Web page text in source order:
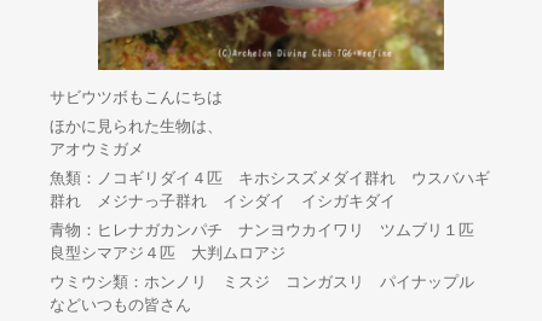
サビウツボもこんにちは
ほかに見られた生物は、
アオウミガメ
魚類：ノコギリダイ４匹 キホシスズメダイ群れ ウスバハギ
群れ メジナっ子群れ イシダイ イシガキダイ
青物：ヒレナガカンパチ ナンヨウカイワリ ツムブリ１匹
良型シマアジ４匹 大判ムロアジ
ウミウシ類：ホンノリ ミスジ コンガスリ パイナップル
などいつもの皆さん